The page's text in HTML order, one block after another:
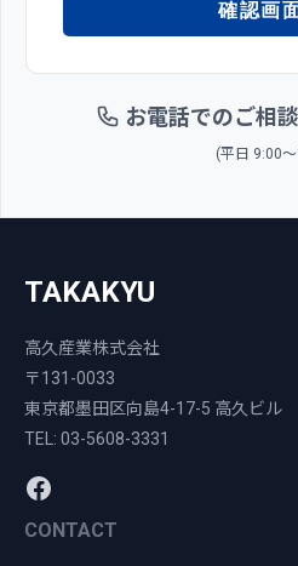
お電話でのご相
(平日 9:00
TAKAKYU
高久産業株式会社
〒131-0033
東京都墨田区向島4-17-5 高久ビル
TEL: 03-5608-3331
CONTACT